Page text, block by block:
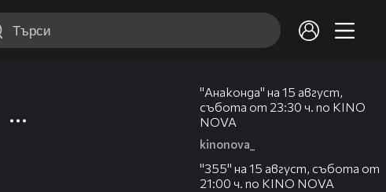
"Анаконда" на 15 август,
събота от 23:30 ч. по KINO
NOVA
kinonova_
"355" на 15 август, събота от
21:00 ч. по KINO NOVA